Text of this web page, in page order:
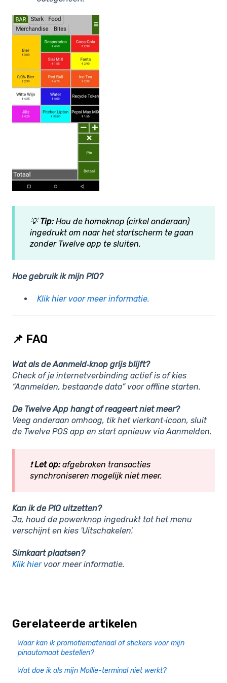
💡Tip: Hou de homeknop (cirkel onderaan)
ingedrukt om naar het startscherm te gaan
zonder Twelve app te sluiten.
Hoe gebruik ik mijn PIO?
Klik hier voor meer informatie.
📌 FAQ
Wat als de Aanmeld‑knop grijs blijft?
Check of je internetverbinding actief is of kies
“Aanmelden, bestaande data”voor offline starten.
De Twelve App hangt of reageert niet meer?
Veeg onderaan omhoog, tik het vierkant‑icoon, sluit
de Twelve POS app en start opnieuw via Aanmelden.
❗Let op: afgebroken transacties
synchroniseren mogelijk niet meer.
Kan ik de PIO uitzetten?
Ja, houd de powerknop ingedrukt tot het menu
verschijnt en kies 'Uitschakelen'.
Simkaart plaatsen?
Klik hiervoor meer informatie.
Gerelateerde artikelen
Waar kan ik promotiemateriaal of stickers voor mijn
pinautomaat bestellen?
Wat doe ik als mijn Mollie-terminal niet werkt?